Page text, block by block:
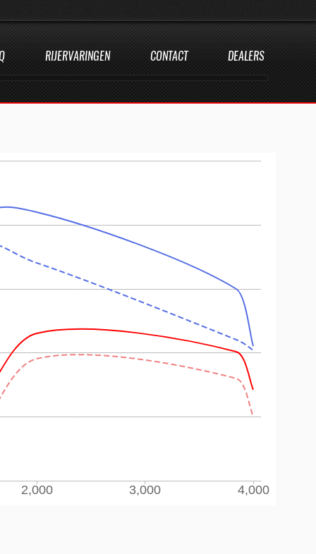
RIJERVARINGEN CONTACT DEALERS